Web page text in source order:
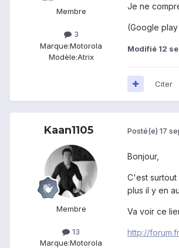
Membre
3
Marque:Motorola
Modèle:Atrix
Je ne
(Google
Modifié 12
Citer
Kaan1105
Membre
13
Marque:Motorola
Posté(e) 17
Bonjour,
C'est
plus il y en
Va voir ce
http://